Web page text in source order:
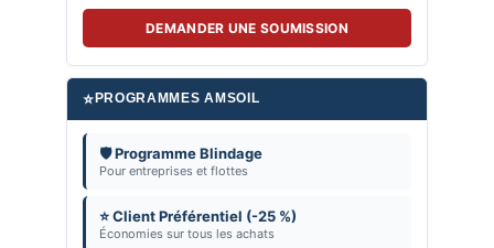
DEMANDER UNE SOUMISSION
⭐ PROGRAMMES AMSOIL
🛡️ Programme Blindage
Pour entreprises et flottes
⭐ Client Préférentiel (-25 %)
Économies sur tous les achats